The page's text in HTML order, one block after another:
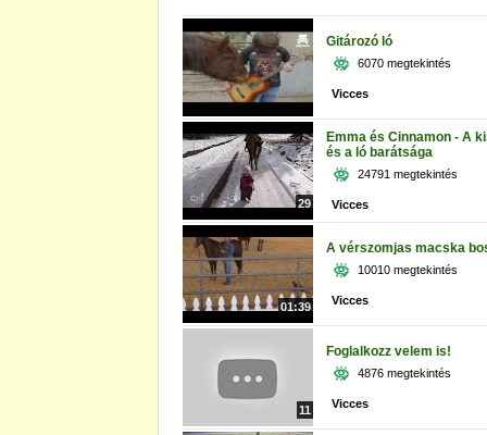
29
Gitározó ló
6070 megtekintés
Vicces
01:39
Emma és Cinnamon - A
és a ló barátsága
24791 megtekintés
Vicces
11
A vérszomjas macska
10010 megtekintés
Vicces
Foglalkozz velem is!
4876 megtekintés
Vicces